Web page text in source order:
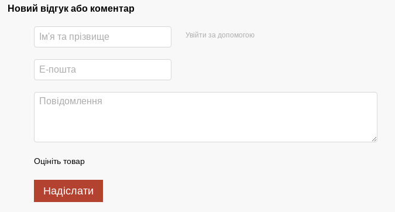
Новий відгук або коментар
Увійти за допомогою
Оцініть товар
Надіслати